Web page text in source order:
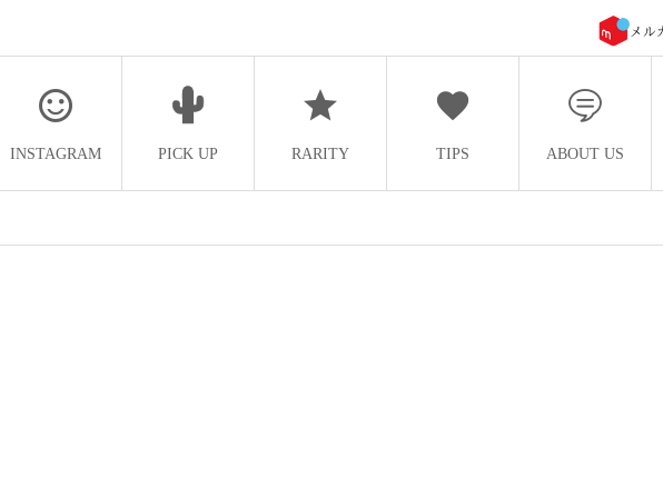
INSTAGRAM PICK UP RARITY TIPS ABOUT US